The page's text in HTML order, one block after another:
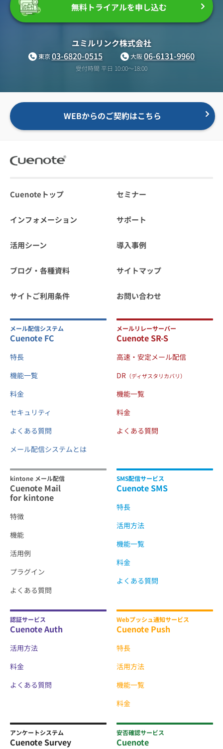
無料トライアルを申し込む
ユミルリンク株式会社
東京03-6820-0515 大阪06-6131-9960
受付時間 平日 10:00〜18:00
WEBからのご契約はこちら
Cuenoteトップ セミナー
インフォメーション サポート
活用シーン 導入事例
ブログ・各種資料 サイトマップ
サイトご利用条件 お問い合わせ
メール配信システム
Cuenote FC
特長
機能一覧
料金
セキュリティ
よくある質問
メール配信システムとは
メールリレーサーバー
Cuenote SR-S
高速・安定メール配信
DR （ディザスタリカバリ）
機能一覧
料金
よくある質問
kintone メール配信
Cuenote Mail
for kintone
特徴
機能
活用例
プラグイン
よくある質問
SMS配信サービス
Cuenote SMS
特長
活用方法
機能一覧
料金
よくある質問
認証サービス
Cuenote Auth
活用方法
料金
よくある質問
Webプッシュ通知サービス
Cuenote Push
特長
活用方法
機能一覧
料金
アンケートシステム
Cuenote Survey
安否確認サービス
Cuenote